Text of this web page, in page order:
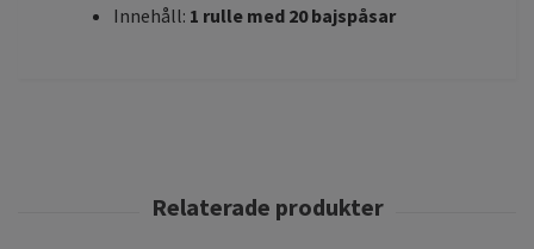
Innehåll: 1 rulle med 20 bajspåsar